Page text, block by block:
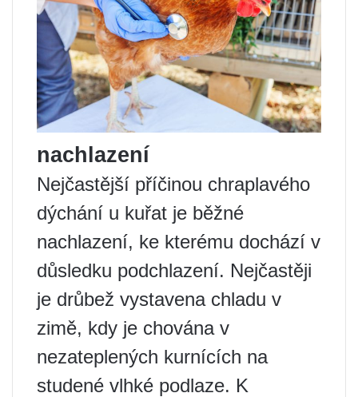
nachlazení
Nejčastější příčinou chraplavého
dýchání u kuřat je běžné
nachlazení, ke kterému dochází v
důsledku podchlazení. Nejčastěji
je drůbež vystavena chladu v
zimě, kdy je chována v
nezateplených kurnících na
studené vlhké podlaze. K